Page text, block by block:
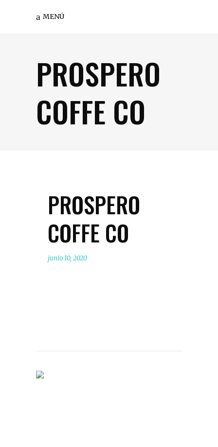
MENÚ
PROSPERO
COFFE CO
PROSPERO
COFFE CO
junio 10, 2020